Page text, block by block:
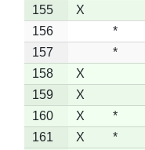
155
X
156
*
157
*
158
X
159
X
160
X *
161
X *